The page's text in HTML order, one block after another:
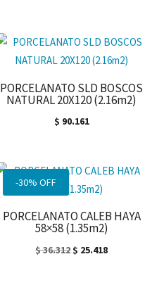
PORCELANATO SLD BOSCOS
NATURAL 20X120 (2.16m2)
$ 90.161
-30% OFF
PORCELANATO CALEB HAYA
58×58 (1.35m2)
$36.312 El
$ 25.418El